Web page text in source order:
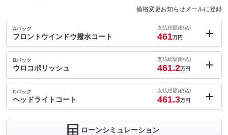
価格変更お知らせメールに登録
Aパック
フロントウインドウ撥水コート
支払総額(税込)
461万円
内：オプシ
ョン価格
(税込)
車両本体価
452万円
Bパック
ウロコポリッシュ
支払総額(税込)
461.2万円
内：オプシ
ョン価格
(税込)
車両本体価
Cパック
ヘッドライトコート
支払総額(税込)
461.3万円
1.4 万円
ローンシミュレーション